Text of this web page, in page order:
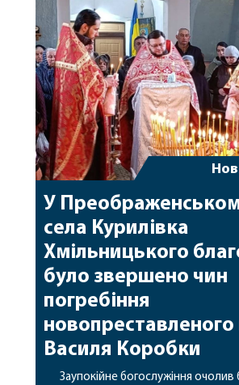
Батьківщини. Тривалий час він
безвісти. […]
У
села Курилівка
Хмільницького
було звершено чин
погребіння
новопреставленого
Василя Коробки
Заупокійне богослужіння очолив